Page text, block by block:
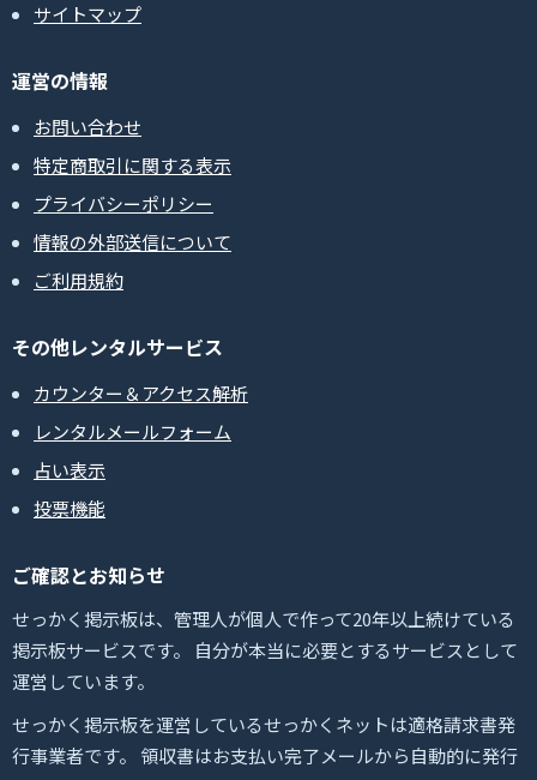
サイトマップ
運営の情報
お問い合わせ
特定商取引に関する表示
プライバシーポリシー
情報の外部送信について
ご利用規約
その他レンタルサービス
カウンター＆アクセス解析
レンタルメールフォーム
占い表示
投票機能
ご確認とお知らせ
せっかく掲示板は、管理人が個人で作って20年以上続けている
掲示板サービスです。 自分が本当に必要とするサービスとして
運営しています。
せっかく掲示板を運営しているせっかくネットは適格請求書発
行事業者です。 領収書はお支払い完了メールから自動的に発行